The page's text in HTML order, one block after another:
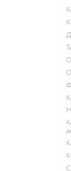
Комбинезон для новорожденных